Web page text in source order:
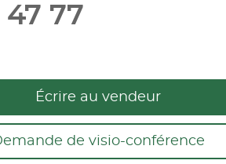
47 77
Écrire au vendeur
de visio-conférence